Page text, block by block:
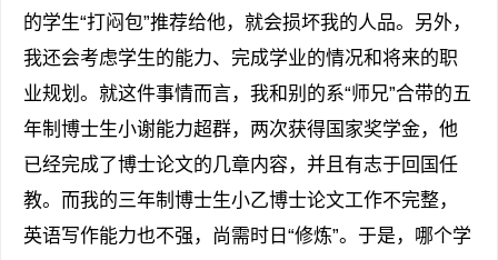
的学生“打闷包”推荐给他，就会损坏我的人品。另外，
我还会考虑学生的能力、完成学业的情况和将来的职
业规划。就这件事情而言，我和别的系“师兄”合带的五
年制博士生小谢能力超群，两次获得国家奖学金，他
已经完成了博士论文的几章内容，并且有志于回国任
教。而我的三年制博士生小乙博士论文工作不完整，
英语写作能力也不强，尚需时日“修炼”。于是，哪个学